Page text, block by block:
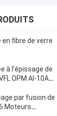
fibre de verre
à l'épissage de
OPM AI-10A
par fusion de
Moteurs